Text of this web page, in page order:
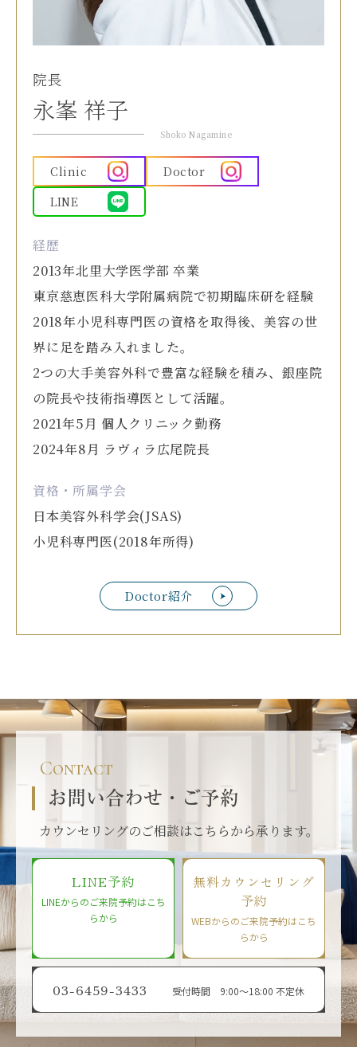
Doctor紹介
院長
永峯 祥子
Shoko Nagamine
Clinic
Doctor
LINE
経歴
2013年北里大学医学部 卒業
東京慈恵医科大学附属病院で初期臨床研を経験
2018年小児科専門医の資格を取得後、美容の世
界に足を踏み入れました。
2つの大手美容外科で豊富な経験を積み、銀座院
の院長や技術指導医として活躍。
2021年5月 個人クリニック勤務
2024年8月 ラヴィラ広尾院長
資格・所属学会
日本美容外科学会(JSAS)
小児科専門医(2018年所得)
Contact
お問い合わせ・ご予約
カウンセリングのご相談はこちらから承ります。
LINE予約
LINEからのご来院予約はこち
らから
無料カウンセリング
予約
WEBからのご来院予約はこち
らから
03-6459-3433 受付時間 9:00〜18:00 不定休